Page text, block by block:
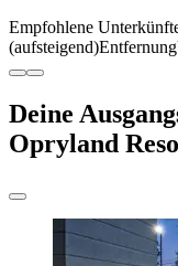
Empfohlene
(aufsteigend)Entfernung
Deine
Opryland